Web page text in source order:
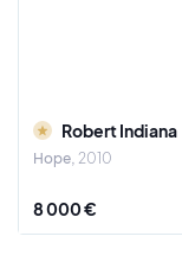
Robert Indiana
Hope 2010
8 000 €